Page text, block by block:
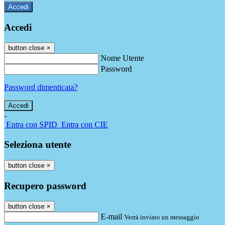
Accedi
Accedi
button close ×
Nome Utente
Password
Password dimenticata?
-
Entra con SPID Entra con CIE
Seleziona utente
button close ×
Recupero password
button close ×
E-mail Verrà inviato un messaggio